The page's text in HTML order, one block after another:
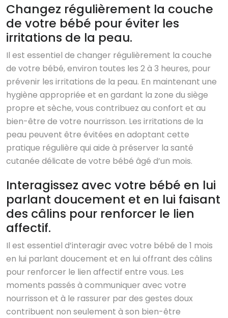
Changez régulièrement la couche
de votre bébé pour éviter les
irritations de la peau.
Il est essentiel de changer régulièrement la couche
de votre bébé, environ toutes les 2 à 3 heures, pour
prévenir les irritations de la peau. En maintenant une
hygiène appropriée et en gardant la zone du siège
propre et sèche, vous contribuez au confort et au
bien-être de votre nourrisson. Les irritations de la
peau peuvent être évitées en adoptant cette
pratique régulière qui aide à préserver la santé
cutanée délicate de votre bébé âgé d’un mois.
Interagissez avec votre bébé en lui
parlant doucement et en lui faisant
des câlins pour renforcer le lien
affectif.
Il est essentiel d’interagir avec votre bébé de 1 mois
en lui parlant doucement et en lui offrant des câlins
pour renforcer le lien affectif entre vous. Les
moments passés à communiquer avec votre
nourrisson et à le rassurer par des gestes doux
contribuent non seulement à son bien-être